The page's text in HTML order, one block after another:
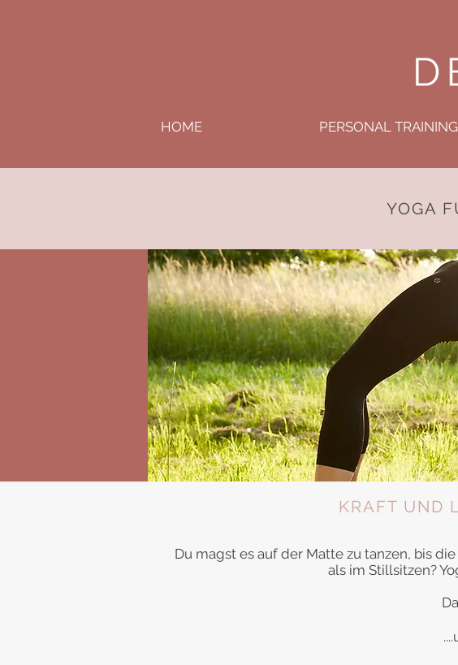
HOME PERSONAL TRAINING
YOGA
KRAFT UND
Du magst es auf der Matte zu tanzen, bis
als im Stillsitzen?